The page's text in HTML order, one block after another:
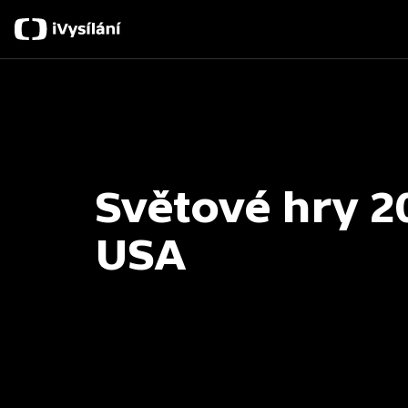
Světové hry
USA